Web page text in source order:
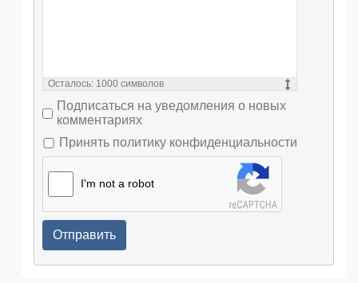
Осталось: 1000 символов
Подписаться на уведомления о новых
комментариях
Принять политику конфиденциальности
I'm not a robot
Отправить